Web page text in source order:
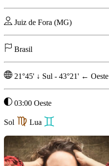
Juiz de Fora (MG)
Brasil
21°45' ↓ Sul - 43°21' ← Oeste
03:00 Oeste
Sol Lua